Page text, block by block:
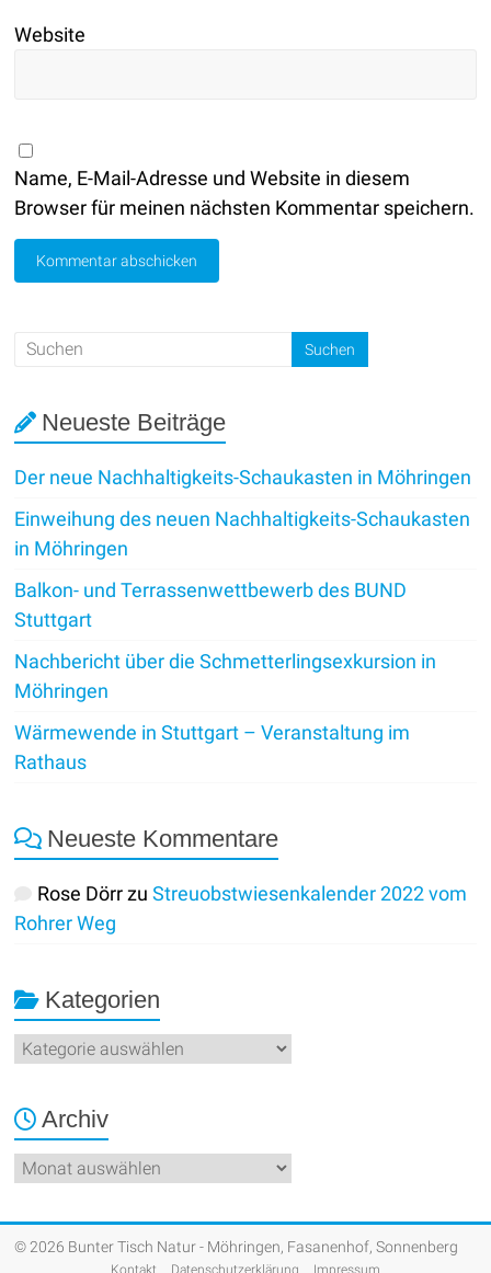
Website
Name, E-Mail-Adresse und Website in diesem
Browser für meinen nächsten Kommentar speichern.
Neueste Beiträge
Der neue Nachhaltigkeits-Schaukasten in Möhringen
Einweihung des neuen Nachhaltigkeits-Schaukasten
in Möhringen
Balkon- und Terrassenwettbewerb des BUND
Stuttgart
Nachbericht über die Schmetterlingsexkursion in
Möhringen
Wärmewende in Stuttgart – Veranstaltung im
Rathaus
Neueste Kommentare
Rose DörrzuStreuobstwiesenkalender 2022 vom
Rohrer Weg
Kategorien
Kategorien
Archiv
Archiv
© 2026 Bunter Tisch Natur - Möhringen, Fasanenhof, Sonnenberg
Kontakt Datenschutzerklärung Impressum